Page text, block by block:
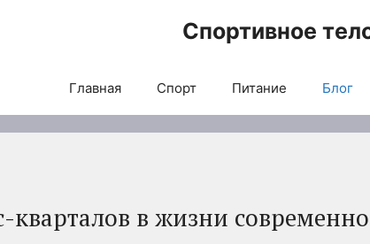
Спортивное
Главная Спорт Питание Блог
кварталов в жизни